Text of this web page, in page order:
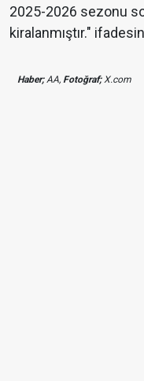
2025-2026 sezonu
kiralanmıştır."
Haber;AA, Fotoğraf;X.com